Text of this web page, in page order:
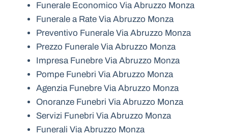
Funerale Economico Via Abruzzo Monza
Funerale a Rate Via Abruzzo Monza
Preventivo Funerale Via Abruzzo Monza
Prezzo Funerale Via Abruzzo Monza
Impresa Funebre Via Abruzzo Monza
Pompe Funebri Via Abruzzo Monza
Agenzia Funebre Via Abruzzo Monza
Onoranze Funebri Via Abruzzo Monza
Servizi Funebri Via Abruzzo Monza
Funerali Via Abruzzo Monza